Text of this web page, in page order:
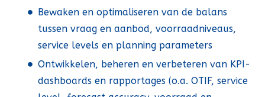
Bewaken en optimaliseren van de balans
tussen vraag en aanbod, voorraadniveaus,
service levels en planning parameters
Ontwikkelen, beheren en verbeteren van KPI-
dashboards en rapportages (o.a. OTIF, service